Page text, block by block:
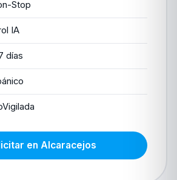
Stop
IA
días
en Alcaracejos